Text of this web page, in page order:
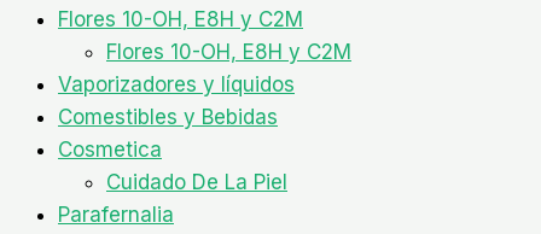
Flores 10-OH, E8H y C2M
Flores 10-OH, E8H y C2M
Vaporizadores y líquidos
Comestibles y Bebidas
Cosmetica
Cuidado De La Piel
Parafernalia